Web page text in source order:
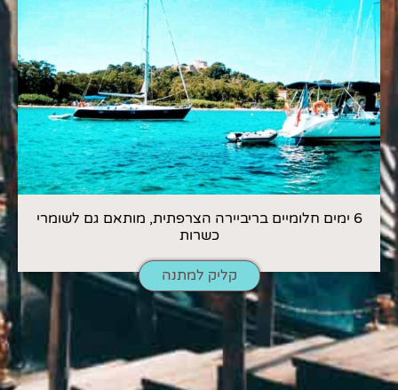
6 ימים חלומיים בריביירה הצרפתית, מותאם גם לשומרי
כשרות
קליק למתנה